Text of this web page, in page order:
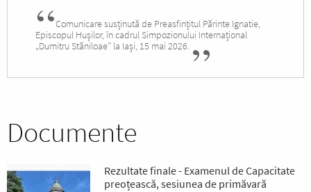
Comunicare susținută de Preasfințitul Părinte Ignatie,
Episcopul Hușilor, în cadrul Simpozionului Internațional
„Dumitru Stăniloae” la Iași, 15 mai 2026.
Documente
Rezultate finale - Examenul de Capacitate
preoțească, sesiunea de primăvară